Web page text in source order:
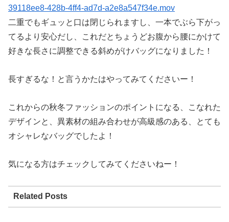
39118ee8-428b-4ff4-ad7d-a2e8a547f34e.mov
二重でもギュッと口は閉じられますし、一本でぶら下がっ
てるより安心だし、これだとちょうどお腹から腰にかけて
好きな長さに調整できる斜めがけバッグになりました！
長すぎるな！と言うかたはやってみてくださいー！
これからの秋冬ファッションのポイントになる、こなれた
デザインと、異素材の組み合わせが高級感のある、とても
オシャレなバッグでしたよ！
気になる方はチェックしてみてくださいねー！
Related Posts